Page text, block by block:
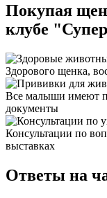
Покупая
клубе
Здорового щенка,
Все малыши имеют
документы
Консультации по
выставках
Ответы на